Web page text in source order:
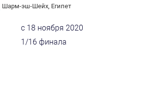
Шарм-эш-Шейх, Египет
с 18 ноября 2020
1/16 финала